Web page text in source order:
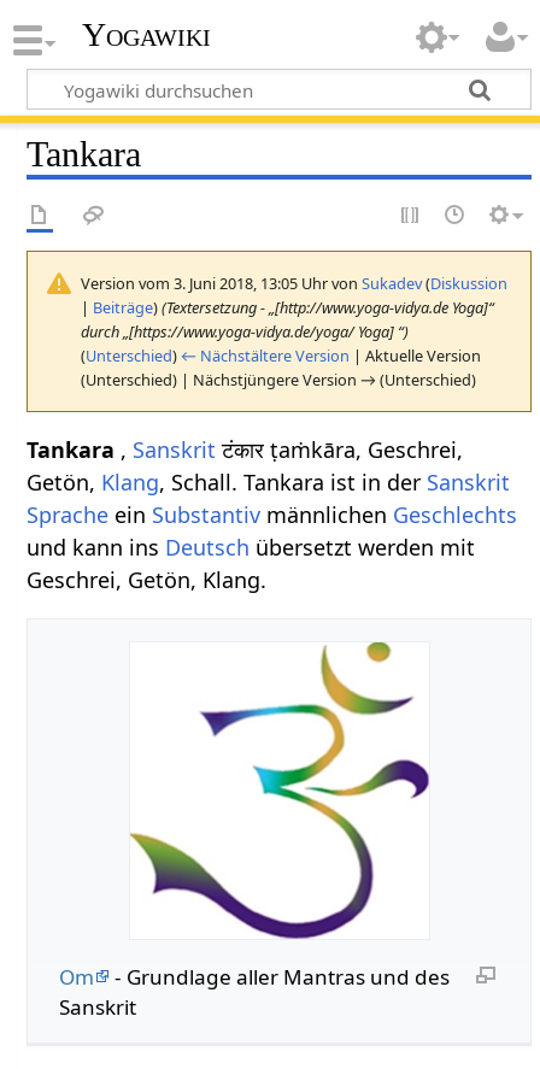
Yogawiki
Tankara
Version vom 3. Juni 2018, 13:05 Uhr vonSukadev(Diskussion
| Beiträge)(Textersetzung - „[http://www.yoga-vidya.de Yoga]“
durch „[https://www.yoga-vidya.de/yoga/ Yoga] “)
(Unterschied) ← Nächstältere Version | Aktuelle Version
(Unterschied) | Nächstjüngere Version → (Unterschied)
Tankara , Sanskrit टंकार ṭaṁkāra, Geschrei,
Getön, Klang, Schall. Tankara ist in der Sanskrit
Sprache ein Substantiv männlichen Geschlechts
und kann ins Deutsch übersetzt werden mit
Geschrei, Getön, Klang.
Om
- Grundlage aller Mantras und des
Sanskrit